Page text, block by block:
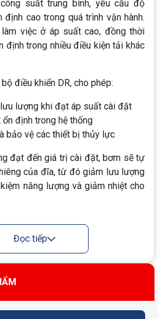
suất trung bình, yêu cầu độ
định cao trong quá trình vận hành.
việc ở áp suất cao, đồng thời
định trong nhiều điều kiện tải khác
điều khiển DR, cho phép:
lượng khi đạt áp suất cài đặt
định trong hệ thống
bảo vệ các thiết bị thủy lực
đạt đến giá trị cài đặt, bơm sẽ tự
của đĩa, từ đó giảm lưu lượng
năng lượng và giảm nhiệt cho
Đọc tiếp